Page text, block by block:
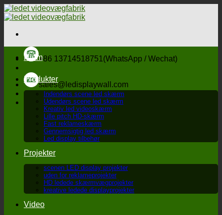
Spring
til
+86 13714518751(WhatsApp / Wechat)
sales@ledisplaywall.com
Hjem
Produkter
Indendørs scene led skærm
Udendørs scene led skærm
Kreativ led videoskærm
Lille pitch HD-skærm
Fast reklameskærm
Gennemsigtig led skærm
Led display tilbehør
Projekter
scenen LED display projekter
uden for reklameprojekter
HD ledede skærmvægprojekter
kreative ledede displayprojekter
Video